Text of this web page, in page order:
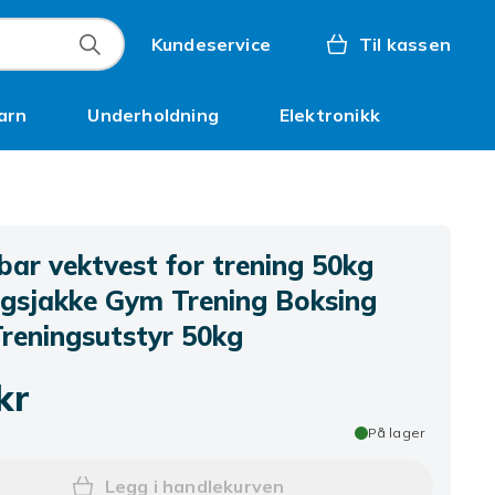
Kundeservice Til kassen
Underholdning Elektronikk
vektvest for trening 50kg
Gym Trening Boksing
50kg
På lager
Legg i handlekurven